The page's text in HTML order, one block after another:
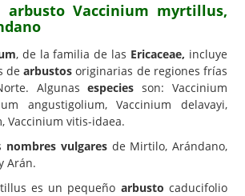
arbusto Vaccinium myrtillus,
, de la familia de las Ericaceae, incluye
de arbustos originarias de regiones frías
Algunasespecies son: Vaccinium
angustigolium, Vaccinium delavayi,
Vaccinium vitis-idaea.
nombres vulgaresde Mirtilo, Arándano,
Arán.
es un pequeño arbusto caducifolio